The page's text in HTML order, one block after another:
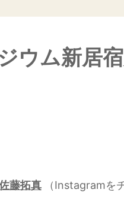
ウム新居宿
藤拓真 （Instagramを